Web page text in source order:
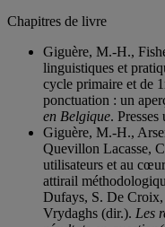
Chapitres de livre
Giguère, M.-H.,
linguistiques et
cycle primaire et de
ponctuation : un
en Belgique.
Giguère, M.-H.,
Quevillon Lacasse,
utilisateurs et au
attirail
Dufays, S. De
Vrydaghs (dir.). Les